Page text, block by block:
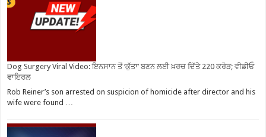
Dog Surgery Viral Video: ਇਨਸਾਨ ਤੋਂ ‘ਕੁੱਤਾ’ ਬਣਨ ਲਈ ਖ਼ਰਚ ਦਿੱਤੇ 220 ਕਰੋੜ; ਵੀਡੀਓ
ਵਾਇਰਲ
Rob Reiner’s son arrested on suspicion of homicide after director and his
wife were found …